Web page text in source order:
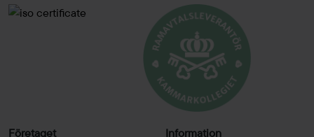
Företaget Information